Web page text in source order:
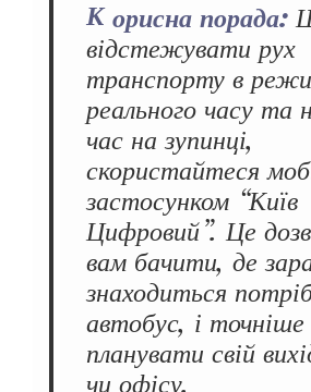
Корисна порада:
відстежувати рух
транспорту в
реального часу та
час на зупинці,
скористайтеся
застосунком “Київ
Цифровий”. Це
вам бачити, де
знаходиться
автобус, і точніше
планувати свій
чи офісу.